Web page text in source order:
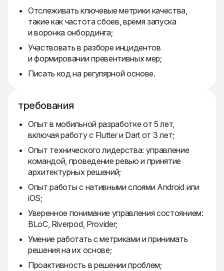
Отслеживать ключевые метрики качества,
такие как частота сбоев, время запуска
и воронка онбординга;
Участвовать в разборе инцидентов
и формировании превентивных мер;
Писать код на регулярной основе.
требования
Опыт в мобильной разработке от 5 лет,
включая работу с Flutter и Dart от 3 лет;
Опыт технического лидерства: управление
командой, проведение ревью и принятие
архитектурных решений;
Опыт работы с нативными слоями Android или
iOS;
Уверенное понимание управления состоянием:
BLoC, Riverpod, Provider;
Умение работать с метриками и принимать
решения на их основе;
Проактивность в решении проблем;